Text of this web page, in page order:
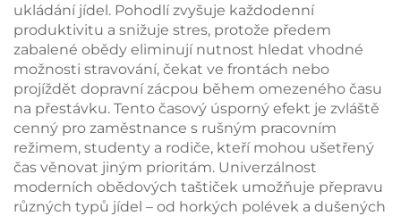
ukládání jídel. Pohodlí zvyšuje každodenní
produktivitu a snižuje stres, protože předem
zabalené obědy eliminují nutnost hledat vhodné
možnosti stravování, čekat ve frontách nebo
projíždět dopravní zácpou během omezeného času
na přestávku. Tento časový úsporný efekt je zvláště
cenný pro zaměstnance s rušným pracovním
režimem, studenty a rodiče, kteří mohou ušetřený
čas věnovat jiným prioritám. Univerzálnost
moderních obědových taštiček umožňuje přepravu
různých typů jídel – od horkých polévek a dušených